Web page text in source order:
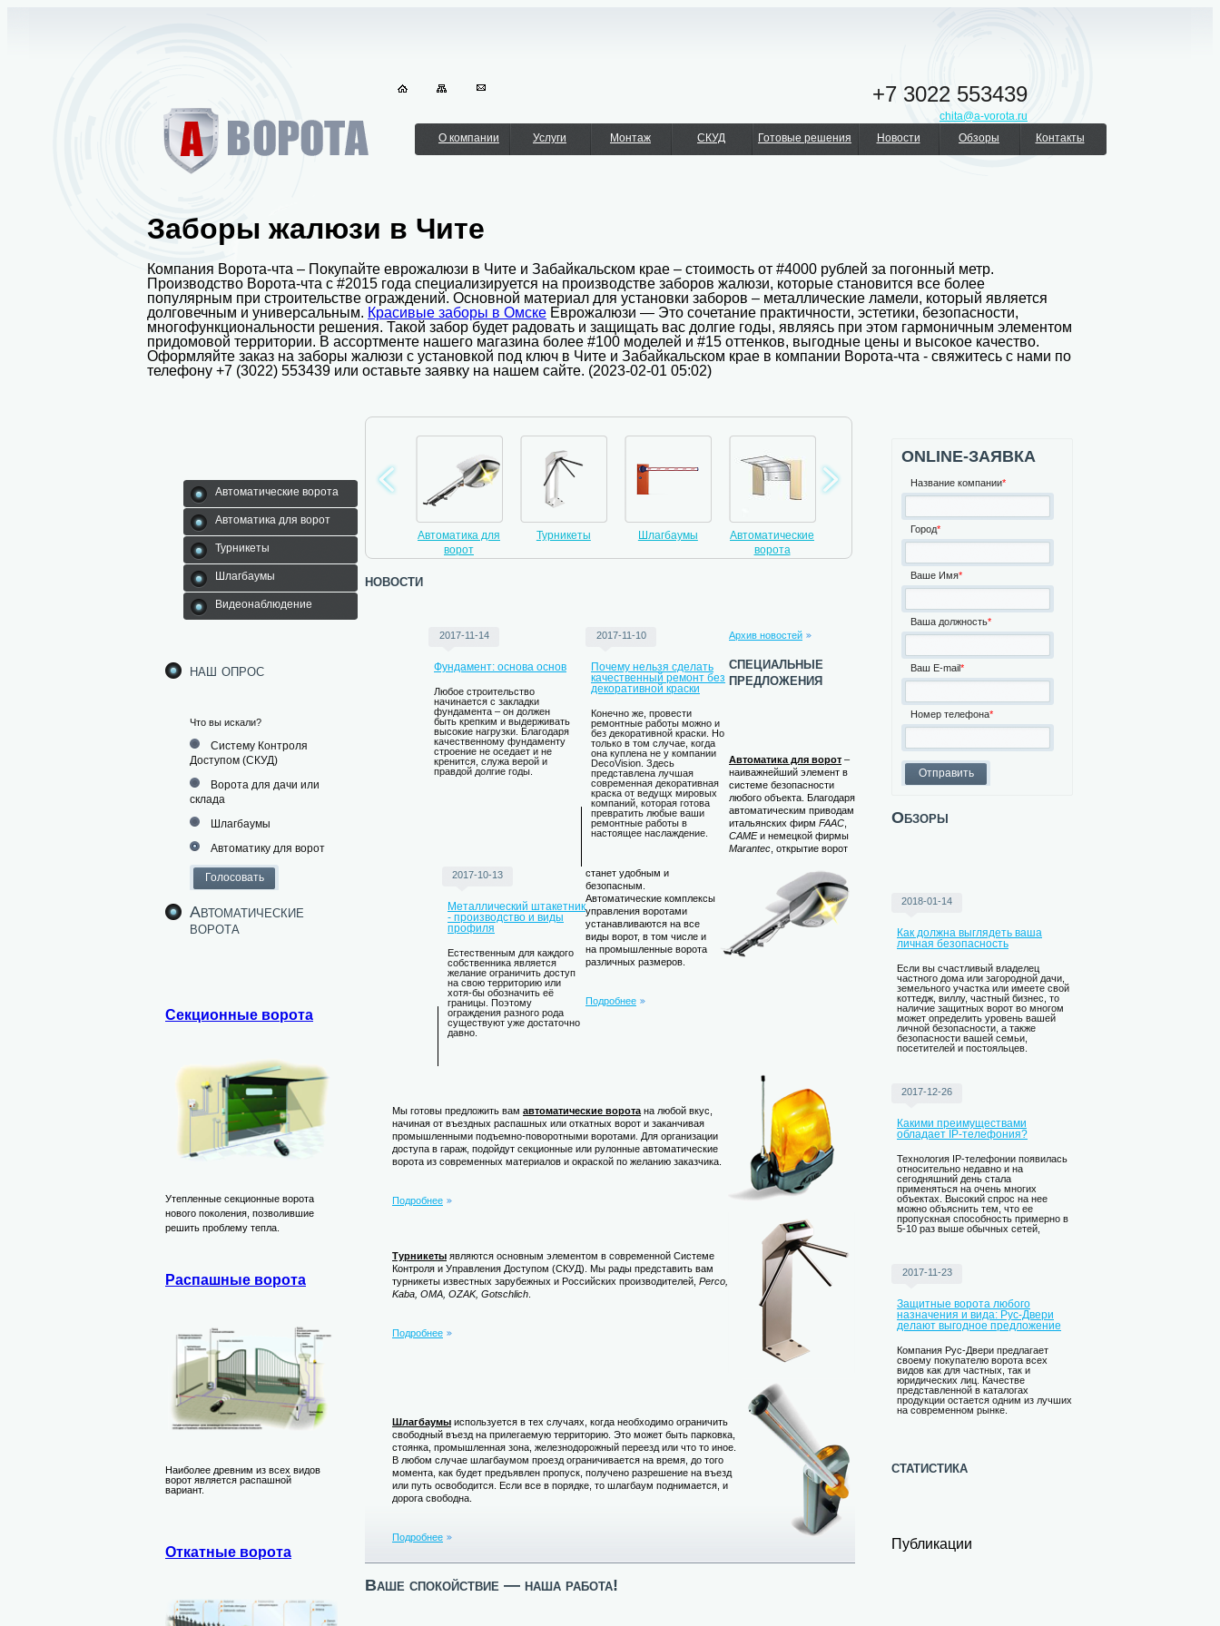
+7 3022 553439
chita@a-vorota.ru
О компании
Услуги Монтаж СКУД Готовые решения Новости Обзоры Контакты
Заборы жалюзи в Чите
Компания Ворота-чта – Покупайте еврожалюзи в Чите и Забайкальском крае – стоимость от #4000 рублей за погонный метр.
Производство Ворота-чта с #2015 года специализируется на производстве заборов жалюзи, которые становится все более
популярным при строительстве ограждений. Основной материал для установки заборов – металлические ламели, который является
долговечным и универсальным. Красивые заборы в Омске Еврожалюзи — Это сочетание практичности, эстетики, безопасности,
многофункциональности решения. Такой забор будет радовать и защищать вас долгие годы, являясь при этом гармоничным элементом
придомовой территории. В ассортменте нашего магазина более #100 моделей и #15 оттенков, выгодные цены и высокое качество.
Оформляйте заказ на заборы жалюзи с установкой под ключ в Чите и Забайкальском крае в компании Ворота-чта - свяжитесь с нами по
телефону +7 (3022) 553439 или оставьте заявку на нашем сайте. (2023-02-01 05:02)
Автоматические ворота
Автоматика для ворот
Турникеты
Шлагбаумы
Видеонаблюдение
наш опрос
Что вы искали?
Систему Контроля
Доступом (СКУД)
Ворота для дачи или
склада
Шлагбаумы
Автоматику для ворот
Автоматические
ворота
Секционные ворота
Утепленные секционные ворота
нового поколения, позволившие
решить проблему тепла.
Распашные ворота
Наиболее древним из всех видов
ворот является распашной
вариант.
Откатные ворота
Шлагбаумы
Автоматические
Автоматика для
ворот
Турникеты Шлагбаумы
Автоматические
ворота
новости
2017-11-14
Фундамент: основа основ
Любое строительство
начинается с закладки
фундамента – он должен
быть крепким и выдерживать
высокие нагрузки. Благодаря
качественному фундаменту
строение не оседает и не
кренится, служа верой и
правдой долгие годы.
2017-11-10
Почему нельзя сделать
качественный ремонт без
декоративной краски
Конечно же, провести
ремонтные работы можно и
без декоративной краски. Но
только в том случае, когда
она куплена не у компании
DecoVision. Здесь
представлена лучшая
современная декоративная
краска от ведущх мировых
компаний, которая готова
превратить любые ваши
ремонтные работы в
настоящее наслаждение.
2017-10-13
Металлический штакетник
- производство и виды
профиля
Естественным для каждого
собственника является
желание ограничить доступ
на свою территорию или
хотя-бы обозначить её
границы. Поэтому
ограждения разного рода
существуют уже достаточно
давно.
Архив новостей
специальные
предложения
Автоматика для ворот –
наиважнейший элемент в
системе безопасности
любого объекта. Благодаря
автоматическим приводам
итальянских фирм FAAC
CAMEи немецкой фирмы
Marantec , открытие ворот
станет удобным и
безопасным.
Автоматические комплексы
управления воротами
устанавливаются на все
виды ворот, в том числе и
на промышленные ворота
различных размеров.
Подробнее
Мы готовы предложить вам автоматические ворота на любой вкус,
начиная от въездных распашных или откатных ворот и заканчивая
промышленными подъемно-поворотными воротами. Для организации
доступа в гараж, подойдут секционные или рулонные автоматические
ворота из современных материалов и окраской по желанию заказчика.
Подробнее
Турникеты являются основным элементом в современной Системе
Контроля и Управления Доступом (СКУД). Мы рады представить вам
турникеты известных зарубежных и Российских производителей, Perco,
Kaba, OMA, OZAK, Gotschlich
Подробнее
Шлагбаумы используется в тех случаях, когда необходимо ограничить
свободный въезд на прилегаемую территорию. Это может быть парковка,
стоянка, промышленная зона, железнодорожный переезд или что то иное.
В любом случае шлагбаумом проезд ограничивается на время, до того
момента, как будет предъявлен пропуск, получено разрешение на въезд
или путь освободится. Если все в порядке, то шлагбаум поднимается, и
дорога свободна.
Подробнее
Ваше спокойствие — наша работа!
ONLINE-ЗАЯВКА
Название компании*
Город*
Ваше Имя*
Ваша должность*
Ваш E-mail*
Номер телефона*
Обзоры
2018-01-14
Как должна выглядеть ваша
личная безопасность
Если вы счастливый владелец
частного дома или загородной дачи,
земельного участка или имеете свой
коттедж, виллу, частный бизнес, то
наличие защитных ворот во многом
может определить уровень вашей
личной безопасности, а также
безопасности вашей семьи,
посетителей и постояльцев.
2017-12-26
Какими преимуществами
обладает IP-телефония?
Технология IP-телефонии появилась
относительно недавно и на
сегодняшний день стала
применяться на очень многих
объектах. Высокий спрос на нее
можно объяснить тем, что ее
пропускная способность примерно в
5-10 раз выше обычных сетей,
2017-11-23
Защитные ворота любого
назначения и вида: Рус-Двери
делают выгодное предложение
Компания Рус-Двери предлагает
своему покупателю ворота всех
видов как для частных, так и
юридических лиц. Качестве
представленной в каталогах
продукции остается одним из лучших
на современном рынке.
статистика
Публикации